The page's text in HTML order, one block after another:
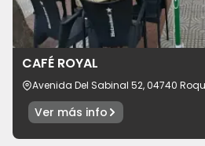
CAFÉ ROYAL
Avenida Del Sabinal 52, 04740
Ver más info